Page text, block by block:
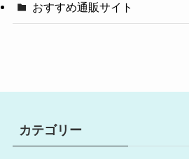
おすすめ通販サイト
カテゴリー